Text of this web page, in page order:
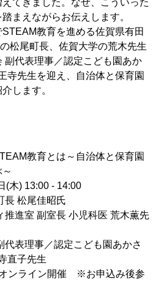
まえながらお伝えします。
教育を進める佐賀県有田
松尾町長、佐賀大学の荒木先生
副代表理事／認定こども園あか
寺先生を迎え、自治体と保育園
します。
教育とは～自治体と保育園
(木) 13:00 - 14:00
長 松尾佳昭氏
推進室 副室長 小児科医 荒木薫先
代表理事／認定こども園あかさ
直子先生
ンライン開催 ※お申込み後参